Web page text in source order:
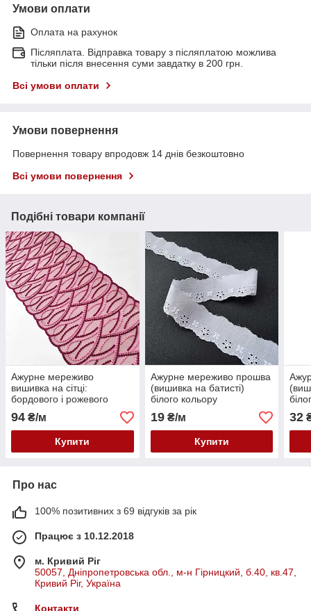
Умови оплати
Оплата на рахунок
Післяплата. Відправка товару з післяплатою можлива
тільки після внесення суми завдатку в 200 грн.
Всі умови оплати
Умови повернення
Повернення товару впродовж 14 днів безкоштовно
Всі умови повернення
Подібні товари компанії
Ажурне мереживо
вишивка на сітці:
бордового і рожевого
кольору нитки по сітці
бордового відтінку,
ширина 23 см
94 ₴/м
Купити
Ажурне мереживо прошва
(вишивка на батисті)
білого кольору
(тепл.відтінок), ширина 3.0
см
19₴/м
Купити
см
32
Про нас
100% позитивних з 69 відгуків за рік
Працює з 10.12.2018
м. Кривий Ріг
50057, Дніпропетровська обл., м-н Гірницкий, б.40, кв.47,
Кривий Ріг, Україна
Контакти